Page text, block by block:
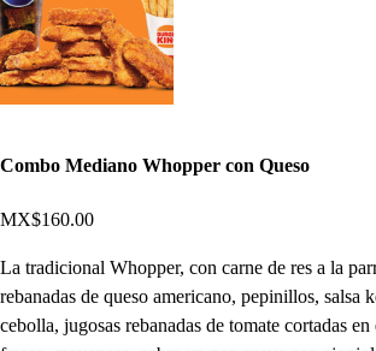
Combo Mediano Whopper con Queso
MX$160.00
La tradicional Whopper, con carne de res a la
rebanadas de queso americano, pepinillos, salsa
cebolla, jugosas rebanadas de tomate cortadas